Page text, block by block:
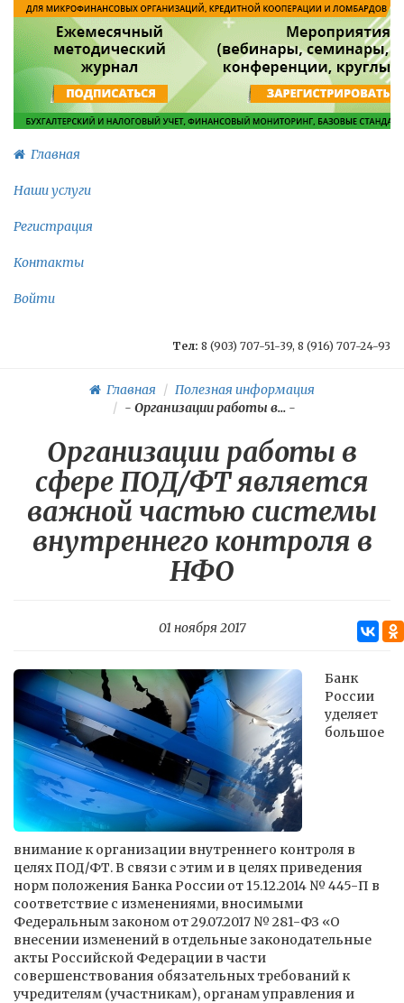
Главная
Наши услуги
Регистрация
Контакты
Войти
Тел: 8 (903) 707-51-39, 8 (916) 707-24-93
Главная
Полезная информация
- Организации работы в... -
Организации работы в
сфере ПОД/ФТ является
важной частью системы
внутреннего контроля в
НФО
01 ноября 2017
Банк
России
уделяет
большое
внимание к организации внутреннего контроля в
целях ПОД/ФТ. В связи с этим и в целях приведения
норм положения Банка России от 15.12.2014 № 445-П в
соответствие с изменениями, вносимыми
Федеральным законом от 29.07.2017 № 281-ФЗ «О
внесении изменений в отдельные законодательные
акты Российской Федерации в части
совершенствования обязательных требований к
учредителям (участникам), органам управления и